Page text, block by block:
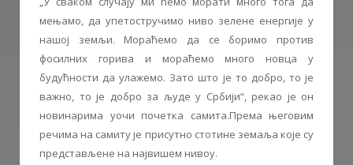
мењамо, да упетостручимо ниво зелене енергије у
нашој земљи. Мораћемо да се боримо против
фосилних горива и мораћемо много новца у
будућности да улажемо. Зато што је то добро, то је
важно, то је добро за људе у Србији“, рекао је он
новинарима уочи почетка самита.Према његовим
речима на самиту је присутно стотине земаља које су
представљене на највишем нивоу.